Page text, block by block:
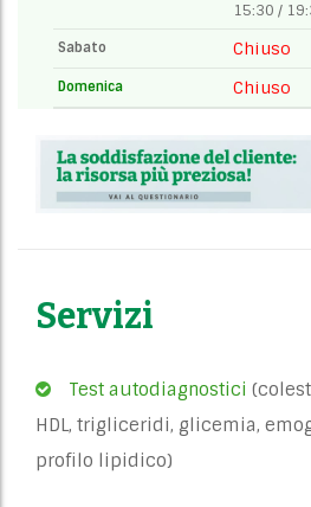
15:30 /
Sabato Chiuso
Domenica Chiuso
Servizi
Test autodiagnostici
HDL, trigliceridi, glicemia,
profilo lipidico)